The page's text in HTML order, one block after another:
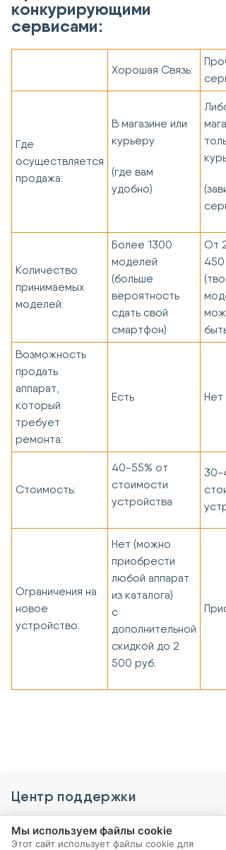
конкурирующими
сервисами:
Хорошая Связь:
Где
осуществляется
продажа:
В магазине или
курьеру
(где вам
удобно)
Количество
принимаемых
моделей:
Более 1300
моделей
(больше
вероятность
сдать свой
смартфон)
От
450
Возможность
продать
аппарат,
который
требует
ремонта:
Есть Нет
Стоимость:
40-55% от
стоимости
устройства
30-
Ограничения на
новое
устройство:
Нет (можно
приобрести
любой аппарат
из каталога)
с
дополнительной
скидкой до 2
500 руб.
Центр поддержки
Интернет-магазин
Мы используем файлы cookie
Этот сайт использует файлы cookie для